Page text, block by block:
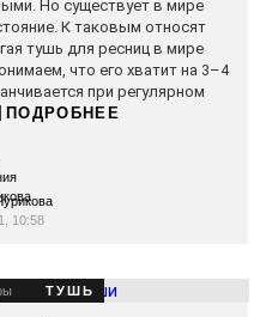
Но существует в мире
К таковым относят
тушь для ресниц в мире
что его хватит на 3–4
при регулярном
ПОДРОБНЕЕ
10:58
ТУШЬ